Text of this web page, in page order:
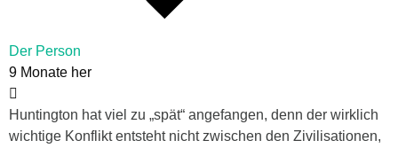
Der Person
9 Monate her
Huntington hat viel zu „spät“ angefangen, denn der wirklich
wichtige Konflikt entsteht nicht zwischen den Zivilisationen,